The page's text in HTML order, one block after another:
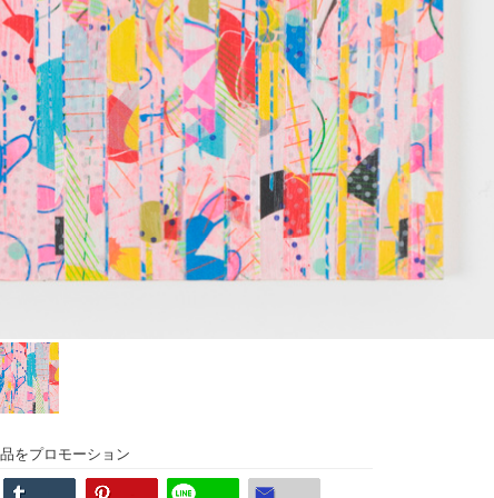
をプロモーション